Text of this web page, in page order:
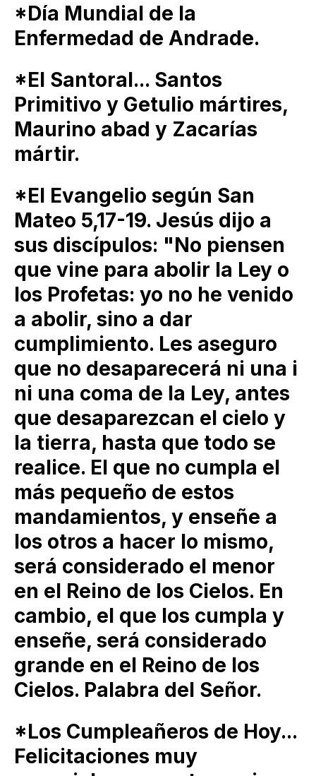
*Día Mundial de la
Enfermedad de Andrade.
*El Santoral... Santos
Primitivo y Getulio mártires,
Maurino abad y Zacarías
mártir.
*El Evangelio según San
Mateo 5,17-19. Jesús dijo a
sus discípulos: "No piensen
que vine para abolir la Ley o
los Profetas: yo no he venido
a abolir, sino a dar
cumplimiento. Les aseguro
que no desaparecerá ni una i
ni una coma de la Ley, antes
que desaparezcan el cielo y
la tierra, hasta que todo se
realice. El que no cumpla el
más pequeño de estos
mandamientos, y enseñe a
los otros a hacer lo mismo,
será considerado el menor
en el Reino de los Cielos. En
cambio, el que los cumpla y
enseñe, será considerado
grande en el Reino de los
Cielos. Palabra del Señor.
*Los Cumpleañeros de Hoy...
Felicitaciones muy